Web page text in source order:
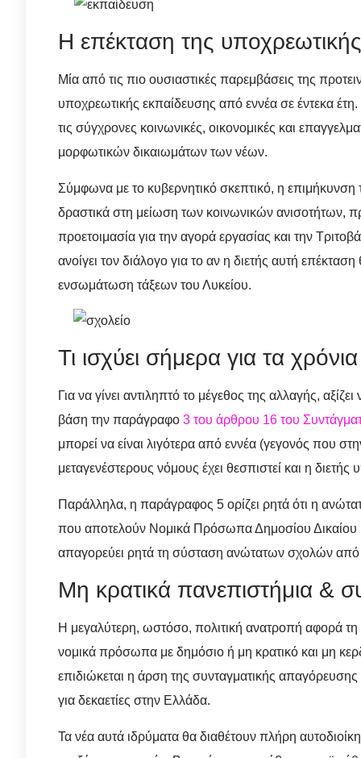
Η επέκταση της
Μία από τις πιο ουσιαστικές παρεμβάσεις της
υποχρεωτικής εκπαίδευσης από εννέα σε έντεκα
τις σύγχρονες κοινωνικές, οικονομικές και
μορφωτικών δικαιωμάτων των νέων.
Σύμφωνα με το κυβερνητικό σκεπτικό, η
δραστικά στη μείωση των κοινωνικών ανισοτήτων,
προετοιμασία για την αγορά εργασίας και την
ανοίγει τον διάλογο για το αν η διετής αυτή
ενσωμάτωση τάξεων του Λυκείου.
Τι ισχύει σήμερα για τα
Για να γίνει αντιληπτό το μέγεθος της αλλαγής,
βάση την παράγραφο 3 του άρθρου 16 του
μπορεί να είναι λιγότερα από εννέα (γεγονός που
μεταγενέστερους νόμους έχει θεσπιστεί και η
Παράλληλα, η παράγραφος 5 ορίζει ρητά ότι η
που αποτελούν Νομικά Πρόσωπα Δημοσίου
απαγορεύει ρητά τη σύσταση ανώτατων σχολών από
Μη κρατικά πανεπιστήμια &
Η μεγαλύτερη, ωστόσο, πολιτική ανατροπή αφορά
νομικά πρόσωπα με δημόσιο ή μη κρατικό και μη
επιδιώκεται η άρση της συνταγματικής
για δεκαετίες στην Ελλάδα.
Τα νέα αυτά ιδρύματα θα διαθέτουν πλήρη